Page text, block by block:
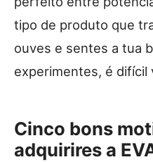
tipo de produto que
ouves e sentes a tua
experimentes, é difícil
Cinco bons
adquirires a